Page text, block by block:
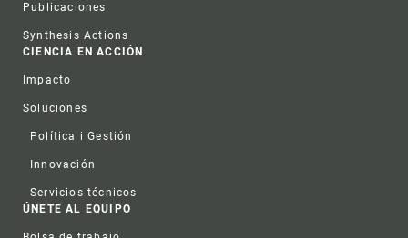
Publicaciones
Synthesis Actions
CIENCIA EN ACCIÓN
Impacto
Soluciones
Política i Gestión
Innovación
Servicios técnicos
ÚNETE AL EQUIPO